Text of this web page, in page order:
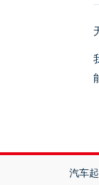
汽车